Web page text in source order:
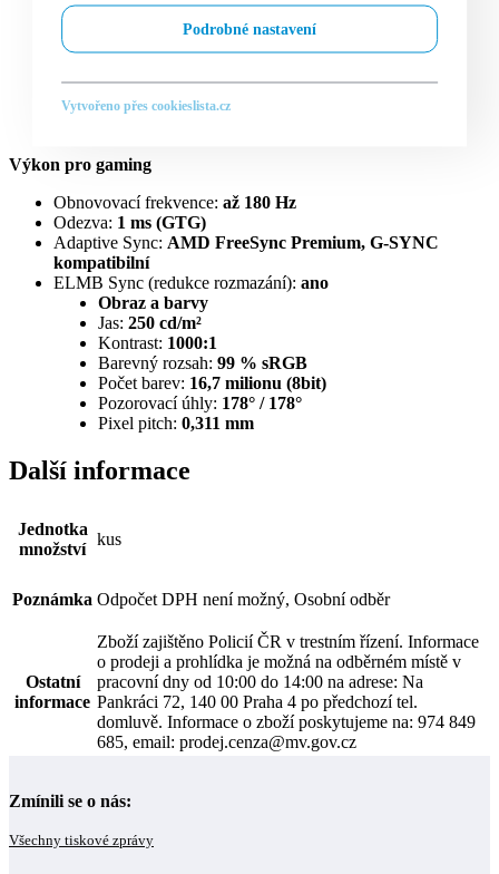
27″ (68,6 cm)
Rozlišení:1920 × 1080 px (Full HD)
Typ panelu:Fast IPS (matný, anti‑glare)
Podsvícení:LED
Výkon pro gaming
Obnovovací frekvence: až 180 Hz
Odezva: 1 ms (GTG)
Adaptive Sync: AMD FreeSync Premium, G‑SYNC
kompatibilní
ELMB Sync (redukce rozmazání): ano
Obraz a barvy
Jas: 250 cd/m²
Kontrast: 1000:1
Barevný rozsah: 99 % sRGB
Počet barev: 16,7 milionu (8bit)
Pozorovací úhly: 178° / 178°
Pixel pitch: 0,311 mm
Další informace
Jednotka
množství
kus
Poznámka Odpočet DPH není možný, Osobní odběr
Ostatní
informace
Zboží zajištěno Policií ČR v trestním řízení. Informace
o prodeji a prohlídka je možná na odběrném místě v
pracovní dny od 10:00 do 14:00 na adrese: Na
Pankráci 72, 140 00 Praha 4 po předchozí tel.
domluvě. Informace o zboží poskytujeme na: 974 849
685, email: prodej.cenza@mv.gov.cz
Zmínili se o nás:
Všechny tiskové zprávy
Podrobné nastavení
Vytvořeno přes cookieslista.cz